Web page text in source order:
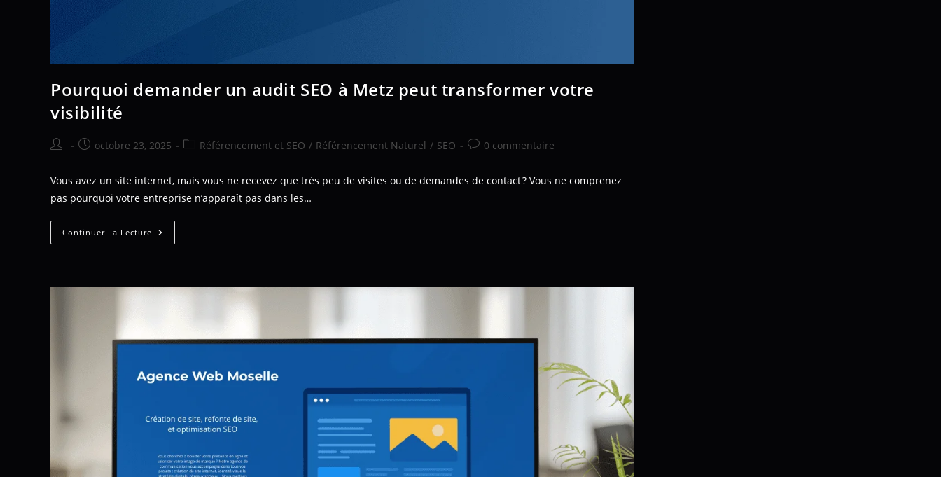
Pourquoi demander un audit SEO à Metz peut transformer votre
visibilité
octobre 23, 2025 Référencement et SEO / Référencement Naturel / SEO 0 commentaire
Vous avez un site internet, mais vous ne recevez que très peu de visites ou de demandes de contact ? Vous ne comprenez
pas pourquoi votre entreprise n’apparaît pas dans les…
Continuer La Lecture